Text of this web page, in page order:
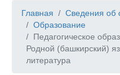
Главная
Сведения об
Образование
Педагогическое
Родной (башкирский)
литература